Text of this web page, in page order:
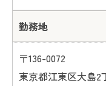
勤務地
〒136-0072
東京都江東区大島